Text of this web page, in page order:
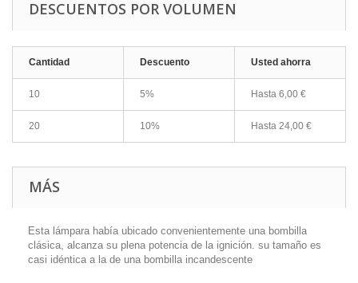
DESCUENTOS POR VOLUMEN
Cantidad Descuento Usted ahorra
10 5% Hasta 6,00 €
20 10% Hasta 24,00 €
MÁS
Esta lámpara había ubicado convenientemente una bombilla
clásica, alcanza su plena potencia de la ignición. su tamaño es
casi idéntica a la de una bombilla incandescente